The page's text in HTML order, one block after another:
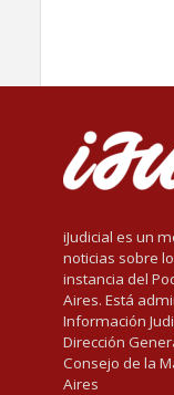
iJudicial es un
noticias sobre
instancia del
Aires. Está
Información
Dirección
Consejo de la
Aires